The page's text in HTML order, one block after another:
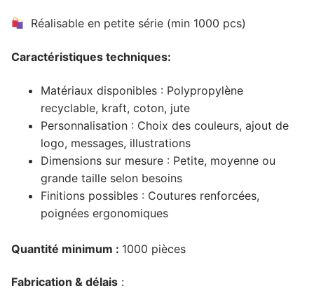
Réalisable en petite série (min 1000 pcs)
Caractéristiques techniques:
Matériaux disponibles : Polypropylène
recyclable, kraft, coton, jute
Personnalisation : Choix des couleurs, ajout de
logo, messages, illustrations
Dimensions sur mesure : Petite, moyenne ou
grande taille selon besoins
Finitions possibles : Coutures renforcées,
poignées ergonomiques
Quantité minimum : 1000 pièces
Fabrication & délais :